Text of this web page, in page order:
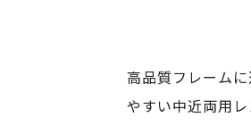
高品質フレーム
やすい中近両用